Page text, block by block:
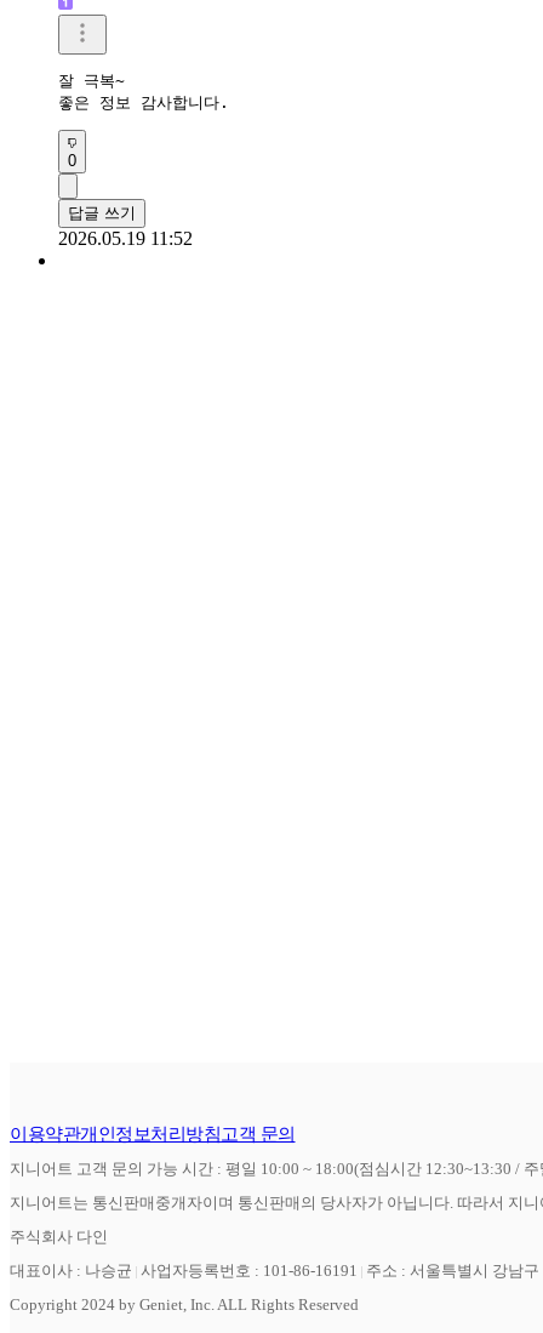
잘 극복~
좋은 정보 감사합니다.
0
답글 쓰기
2026.05.19 11:52
이용약관개인정보처리방침고객 문의
지니어트 고객 문의 가능 시간 : 평일 10:00 ~ 18:00(점심시간 12:30~13:30 /
지니어트는 통신판매중개자이며 통신판매의 당사자가 아닙니다. 따라서 지
주식회사 다인
대표이사 : 나승균 사업자등록번호 : 101-86-16191
주소 : 서울특별시 강남
Copyright 2024 by Geniet, Inc. ALL Rights Reserved